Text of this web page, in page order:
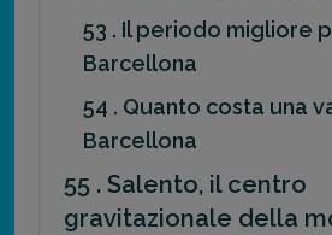
53 . Il periodo migliore
Barcellona
54 . Quanto costa una
Barcellona
55 . Salento, il centro
gravitazionale della